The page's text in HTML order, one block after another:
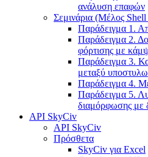
ανάλυση επαφών
Σεμινάρια (Μέλος
Παράδειγμα 1.
Παράδειγμα 2.
φόρτισης με
Παράδειγμα 3.
μεταξύ
Παράδειγμα 4.
Παράδειγμα 5.
διαμόρφωσης με
API SkyCiv
API SkyCiv
Πρόσθετα
SkyCiv για Excel